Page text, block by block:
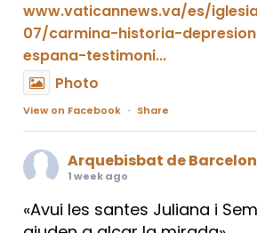
www.vaticannews.va/es/
07/carmina-historia-
espana-testimoni...
Photo
View on Facebook · Share
Arquebisbat de
1 week ago
«Avui les santes Juliana i